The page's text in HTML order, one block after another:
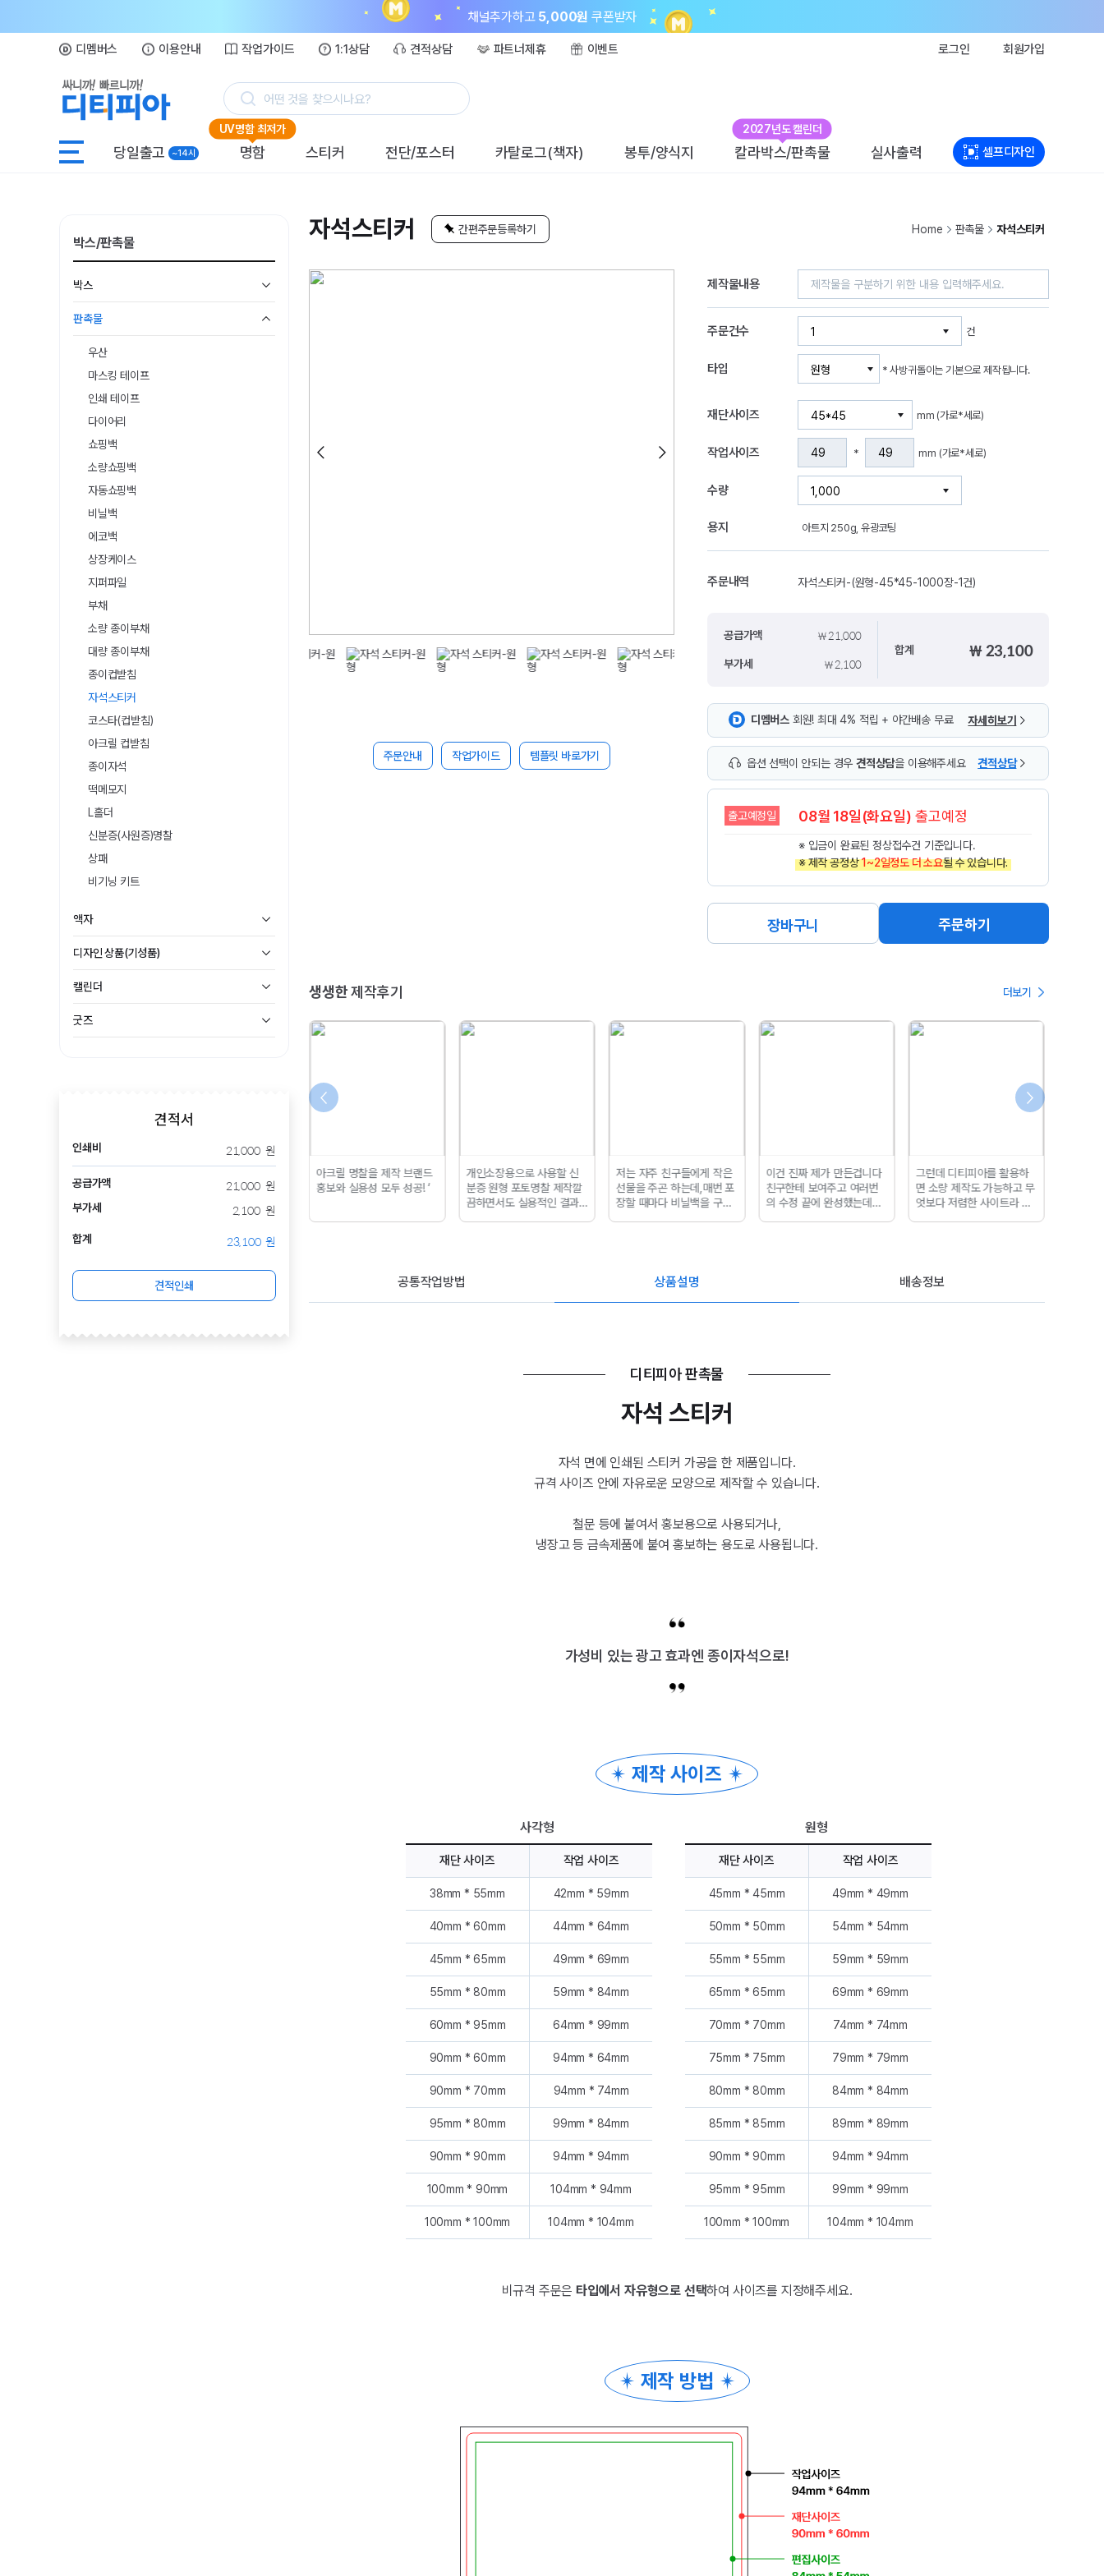
채널추가하고 5,000원 쿠폰받자
디멤버스 이용안내 작업가이드 1:1상담 견적상담 파트너제휴 이벤트 로그인 회원가입
어떤 것을 찾으시나요?
당일출고 ~14시
UV명함 최저가
명함 스티커 전단/포스터 카탈로그(책자) 봉투/양식지
2027년도 캘린더
칼라박스/판촉물 실사출력 셀프디자인
박스/판촉물
박스
판촉물
우산
마스킹 테이프
인쇄 테이프
다이어리
쇼핑백
소량쇼핑백
자동쇼핑백
비닐백
에코백
상장케이스
지퍼파일
부채
소량 종이부채
대량 종이부채
종이컵받침
자석스티커
코스타(컵받침)
아크릴 컵받침
종이자석
떡메모지
L홀더
신분증(사원증)명찰
상패
비기닝 키트
액자
디자인 상품(기성품)
캘린더
굿즈
견적서
인쇄비 21,000 원
공급가액 21,000 원
부가세 2,100 원
합계 23,100 원
견적인쇄
자석스티커 간편주문등록하기 Home 판촉물 자석스티커
주문안내 작업가이드 템플릿 바로가기
제작물내용
주문건수 건
타입 * 사방귀돌이는 기본으로 제작됩니다.
재단사이즈 mm (가로*세로)
작업사이즈 * mm (가로*세로)
수량
용지 아트지 250g, 유광코팅
주문내역 자석스티커-(원형-45*45-1000장-1건)
공급가액 ₩ 21,000
부가세 ₩ 2,100
합계 ₩ 23,100
디멤버스 회원! 최대 4% 적립 + 야간배송 무료 자세히보기
옵션 선택이 안되는 경우 견적상담을 이용해주세요 견적상담
출고예정일 08월 18일(화요일) 출고예정
※ 입금이 완료된 정상접수건 기준입니다.
※ 제작 공정상1~2일정도 더 소요될 수 있습니다.
장바구니 주문하기
생생한제작후기 더보기
친구한테 보여주고 여러번
의 수정 끝에 완성했는데
물이 훨씬 예뻐 감동함
뭐니 귀엽잖아 ~~!!
어준 민송웅니에게 무한한
어주다니 나그냥울어 ??
면 소량 제작도 가능하고
엇보다 저렴한 사이트라 내
디자인으로 굿즈...떡메모
제품 택배 받을 때는보통 3
지는 작업 공정이...
아크릴 명찰을 제작 브랜드
홍보와 실용성 모두 성공! ‘
개인소장용으로 사용할 신
분증 원형 포토명찰 제작깔
끔하면서도 실용적인 결과
저는 자주 친구들에게 작은
선물을 주곤 하는데,매번 포
장할 때마다 비닐백을 구하
적으로 성의가 떨어져 보이
는 것 같아마음에 들지 않았
거든요. ?????
이건 진짜 제가 만든겁니다
친구한테 보여주고 여러번
의 수정 끝에 완성했는데 실
뒤출력은 디티피아(DTPIA)
그런데 디티피아를 활용하
면 소량 제작도 가능하고무
엇보다 저렴한 사이트라 내
지는 작업 공정이...
공통작업방법 상품설명 배송정보
디티피아 판촉물
자석 스티커
자석 면에 인쇄된 스티커 가공을 한 제품입니다.
규격 사이즈 안에 자유로운 모양으로 제작할 수 있습니다.
철문 등에 붙여서 홍보용으로 사용되거나,
냉장고 등 금속제품에 붙여 홍보하는 용도로 사용됩니다.
가성비 있는 광고 효과엔 종이자석으로!
제작 사이즈
사각형
재단 사이즈 작업 사이즈
38mm * 55mm 42mm * 59mm
40mm * 60mm 44mm * 64mm
45mm * 65mm 49mm * 69mm
55mm * 80mm 59mm * 84mm
60mm * 95mm 64mm * 99mm
90mm * 60mm 94mm * 64mm
90mm * 70mm 94mm * 74mm
95mm * 80mm 99mm * 84mm
90mm * 90mm 94mm * 94mm
100mm * 90mm 104mm * 94mm
100mm * 100mm 104mm * 104mm
원형
재단 사이즈 작업 사이즈
45mm * 45mm 49mm * 49mm
50mm * 50mm 54mm * 54mm
55mm * 55mm 59mm * 59mm
65mm * 65mm 69mm * 69mm
70mm * 70mm 74mm * 74mm
75mm * 75mm 79mm * 79mm
80mm * 80mm 84mm * 84mm
85mm * 85mm 89mm * 89mm
90mm * 90mm 94mm * 94mm
95mm * 95mm 99mm * 99mm
100mm * 100mm 104mm * 104mm
비규격 주문은 타입에서 자유형으로 선택하여 사이즈를 지정해주세요.
제작 방법